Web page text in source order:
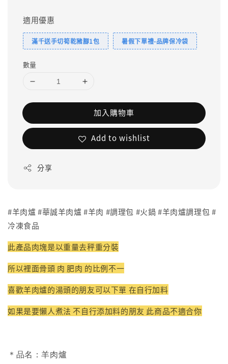
適用優惠
滿千送手切筍乾豬腳1包 暑假下單禮-品牌保冷袋
數量
加入購物車
Add to wishlist
分享
#羊肉爐 #華誠羊肉爐 #羊肉 #調理包 #火鍋 #羊肉爐調理包 #
冷凍食品
此產品肉塊是以重量去秤重分裝
所以裡面骨頭 肉 肥肉 的比例不一
喜歡羊肉爐的湯頭的朋友可以下單 在自行加料
如果是要懶人煮法 不自行添加料的朋友 此商品不適合你
＊品名：羊肉爐